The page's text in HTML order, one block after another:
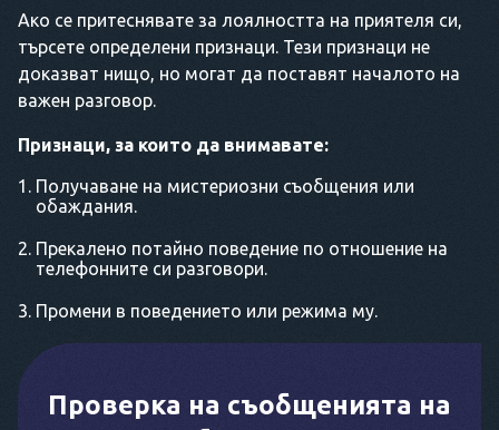
Ако се притеснявате за лоялността на приятеля си,
търсете определени признаци. Тези признаци не
доказват нищо, но могат да поставят началото на
важен разговор.
Признаци, за които да внимавате:
Получаване на мистериозни съобщения или
обаждания.
Прекалено потайно поведение по отношение на
телефонните си разговори.
Промени в поведението или режима му.
Проверка на съобщенията на